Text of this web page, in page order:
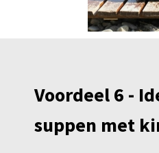
Voordeel 6 -
suppen met